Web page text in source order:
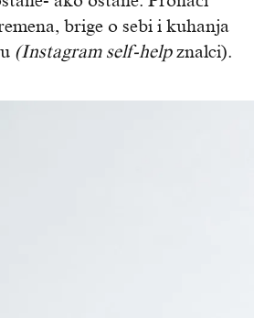
brige o sebi i kuhanja
(Instagram self-helpznalci).